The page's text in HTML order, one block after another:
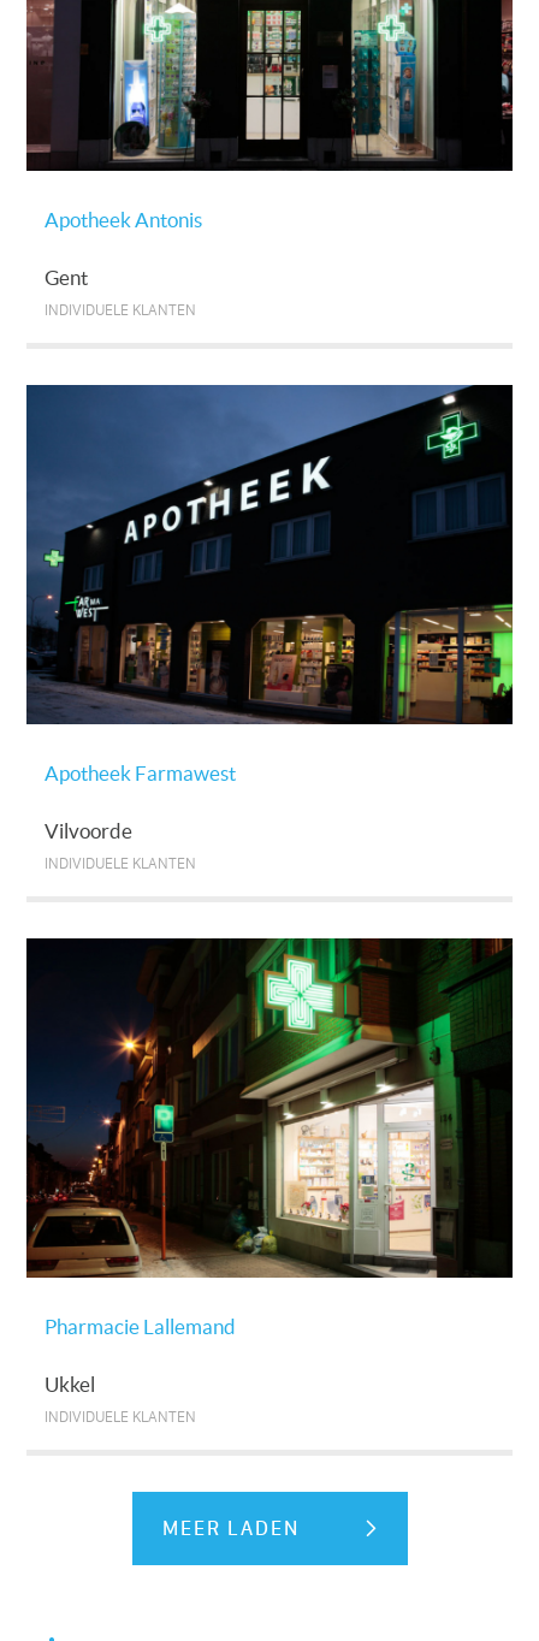
Apotheek Antonis
Gent
INDIVIDUELE KLANTEN
Apotheek Farmawest
Vilvoorde
INDIVIDUELE KLANTEN
Pharmacie Lallemand
Ukkel
INDIVIDUELE KLANTEN
MEER LADEN